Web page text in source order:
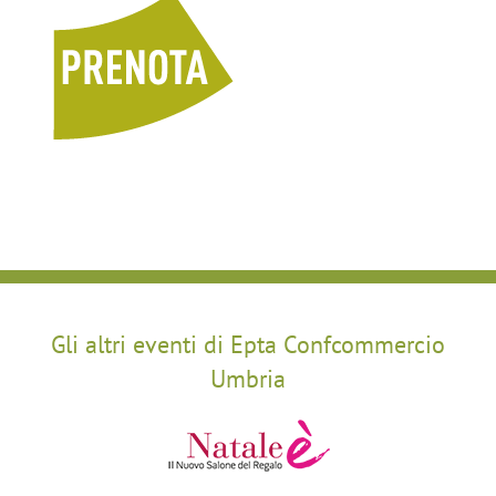
Gli altri eventi di Epta Confcommercio
Umbria